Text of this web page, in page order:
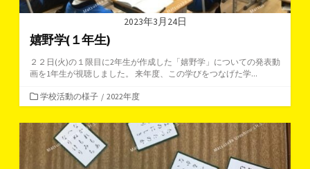
2023年3月24日
嬉野学(１年生)
２２日(火)の１限目に2年生が作成した「嬉野学」についての発表動
画を1年生が視聴しました。 来年度、この学びをつなげた学...
カ
テ
ゴ
リ
ー
学校活動の様子 / 2022年度